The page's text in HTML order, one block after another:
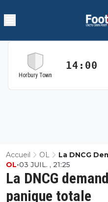
Horbury Town
14:00
Accueil OL
La DNCG
Totale
La DNCG
panique totale
OL•03 JUIL. , 21:25